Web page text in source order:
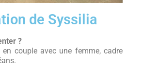
de Syssilia
?
couple avec une femme, cadre